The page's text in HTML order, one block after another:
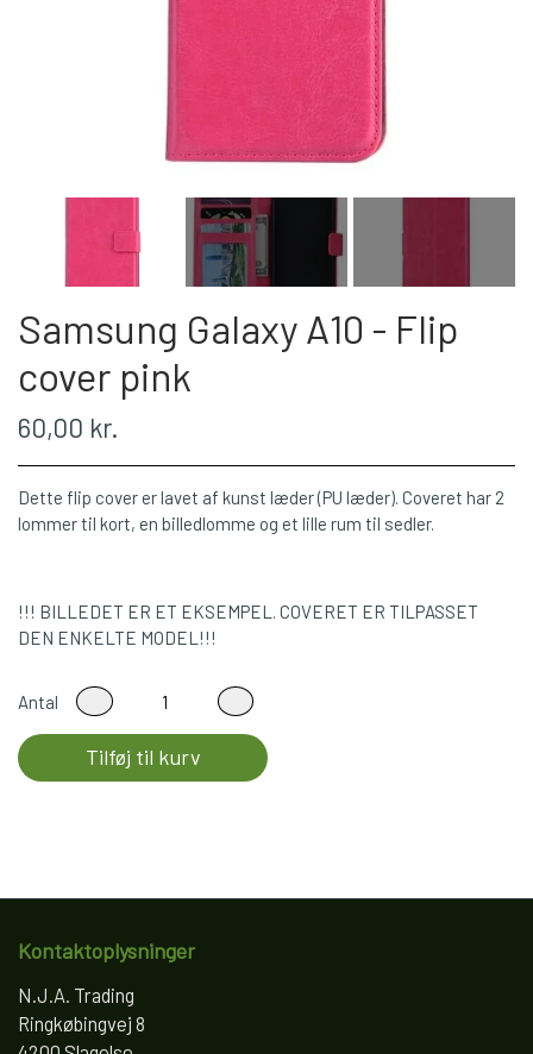
Samsung Galaxy A10 - Flip
cover pink
60,00 kr.
Dette flip cover er lavet af kunst læder (PU læder). Coveret har 2
lommer til kort, en billedlomme og et lille rum til sedler.
!!! BILLEDET ER ET EKSEMPEL. COVERET ER TILPASSET
DEN ENKELTE MODEL!!!
Antal
Tilføj til kurv
Kontaktoplysninger
N.J.A. Trading
Ringkøbingvej 8